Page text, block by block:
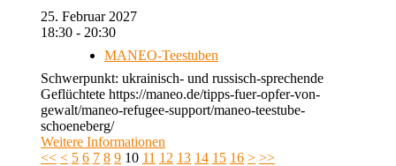
25. Februar 2027
18:30 - 20:30
MANEO-Teestuben
Schwerpunkt: ukrainisch- und russisch-sprechende
Geflüchtete https://maneo.de/tipps-fuer-opfer-von-
gewalt/maneo-refugee-support/maneo-teestube-
schoeneberg/
Weitere Informationen
<< < 5 6 7 8 9 10 11 12 13 14 15 16 > >>